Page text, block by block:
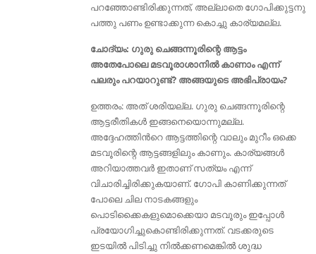
പറഞ്ഞോണ്ടിരിക്കുന്നത്‌, അല്ലാതെ ഗോപിക്കുട്ടനു
പത്തു പണം ഉണ്ടാക്കുന്ന കൊച്ചു കാര്യമല്ല.
ചോദ്യം: ഗുരു ചെങ്ങന്നൂരിന്റെ ആട്ടം
അതേപോലെ മടവൂരാശാനിൽ കാണാം എന്ന്
പലരും പറയാറുണ്ട്‌? അങ്ങയുടെ അഭിപ്രായം?
ഉത്തരം: അത് ശരിയല്ല. ഗുരു ചെങ്ങന്നൂരിന്റെ
ആട്ടരീതികള്‍ ഇങ്ങനെയൊന്നുമല്ല.
അദ്ദേഹത്തിൻറെ ആട്ടത്തിന്റെ വാലും മുറീം ഒക്കെ
മടവൂരിന്റെ ആട്ടങ്ങളിലും കാണും. കാര്യങ്ങൾ
അറിയാത്തവര്‍ ഇതാണ് സത്യം എന്ന്
വിചാരിച്ചിരിക്കുകയാണ്. ഗോപി കാണിക്കുന്നത്
പോലെ ചില നാടകങ്ങളും
പൊടിക്കൈകളുമൊക്കെയാ മടവൂരും ഇപ്പോൾ
പ്രയോഗിച്ചുകൊണ്ടിരിക്കുന്നത്. വടക്കരുടെ
ഇടയില്‍ പിടിച്ചു നില്‍ക്കണമെങ്കില്‍ ശുദ്ധ